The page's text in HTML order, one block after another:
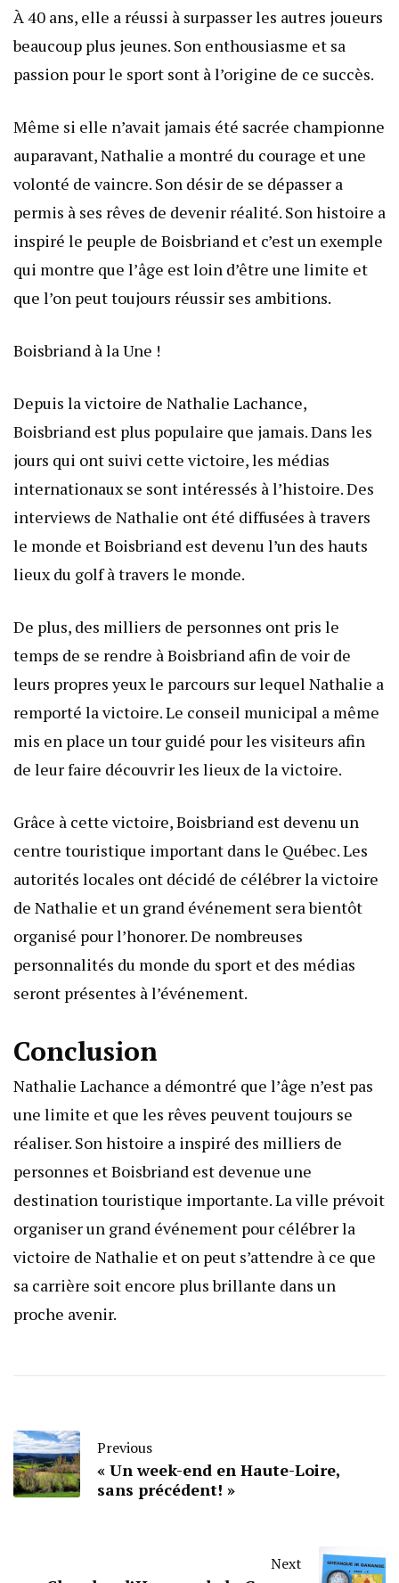
À 40 ans, elle a réussi à surpasser les autres joueurs
beaucoup plus jeunes. Son enthousiasme et sa
passion pour le sport sont à l’origine de ce succès.
Même si elle n’avait jamais été sacrée championne
auparavant, Nathalie a montré du courage et une
volonté de vaincre. Son désir de se dépasser a
permis à ses rêves de devenir réalité. Son histoire a
inspiré le peuple de Boisbriand et c’est un exemple
qui montre que l’âge est loin d’être une limite et
que l’on peut toujours réussir ses ambitions.
Boisbriand à la Une !
Depuis la victoire de Nathalie Lachance,
Boisbriand est plus populaire que jamais. Dans les
jours qui ont suivi cette victoire, les médias
internationaux se sont intéressés à l’histoire. Des
interviews de Nathalie ont été diffusées à travers
le monde et Boisbriand est devenu l’un des hauts
lieux du golf à travers le monde.
De plus, des milliers de personnes ont pris le
temps de se rendre à Boisbriand afin de voir de
leurs propres yeux le parcours sur lequel Nathalie a
remporté la victoire. Le conseil municipal a même
mis en place un tour guidé pour les visiteurs afin
de leur faire découvrir les lieux de la victoire.
Grâce à cette victoire, Boisbriand est devenu un
centre touristique important dans le Québec. Les
autorités locales ont décidé de célébrer la victoire
de Nathalie et un grand événement sera bientôt
organisé pour l’honorer. De nombreuses
personnalités du monde du sport et des médias
seront présentes à l’événement.
Conclusion
Nathalie Lachance a démontré que l’âge n’est pas
une limite et que les rêves peuvent toujours se
réaliser. Son histoire a inspiré des milliers de
personnes et Boisbriand est devenue une
destination touristique importante. La ville prévoit
organiser un grand événement pour célébrer la
victoire de Nathalie et on peut s’attendre à ce que
sa carrière soit encore plus brillante dans un
proche avenir.
Previous
« Un week-end en Haute-Loire,
sans précédent! »
Next